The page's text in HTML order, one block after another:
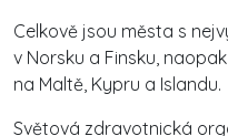
Celkově jsou města s
v Norsku a Finsku,
na Maltě, Kypru a Islandu.
Světová zdravotnická